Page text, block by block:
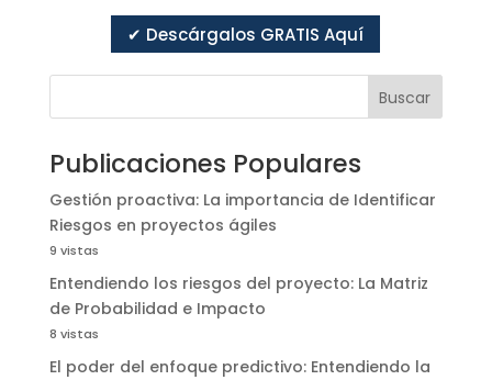
✔ Descárgalos GRATIS Aquí
Buscar
Publicaciones Populares
Gestión proactiva: La importancia de Identificar
Riesgos en proyectos ágiles
9 vistas
Entendiendo los riesgos del proyecto: La Matriz
de Probabilidad e Impacto
8 vistas
El poder del enfoque predictivo: Entendiendo la